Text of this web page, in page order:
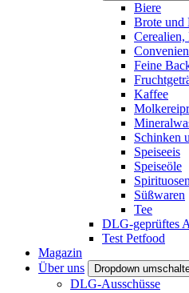
Biere
Brote und
Feine
Kaffee
Schinken
Speiseeis
Speiseöle
Spirituosen
Süßwaren
Tee
DLG-geprüftes
Test Petfood
Magazin
Über uns
Dropdown
DLG-Ausschüsse